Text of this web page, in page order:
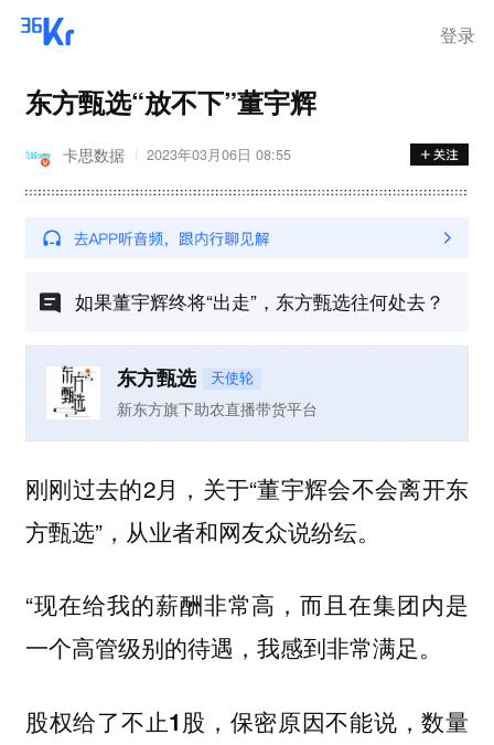
登录
东方甄选“放不下”董宇辉
卡思数据 2023年03月06日 08:55
如果董宇辉终将“出走”，东方甄选往何处去？
东方甄选 天使轮
新东方旗下助农直播带货平台
刚刚过去的2月，关于“董宇辉会不会离开东
方甄选”，从业者和网友众说纷纭。
“现在给我的薪酬非常高，而且在集团内是
一个高管级别的待遇，我感到非常满足。
股权给了不止1股，保密原因不能说，数量